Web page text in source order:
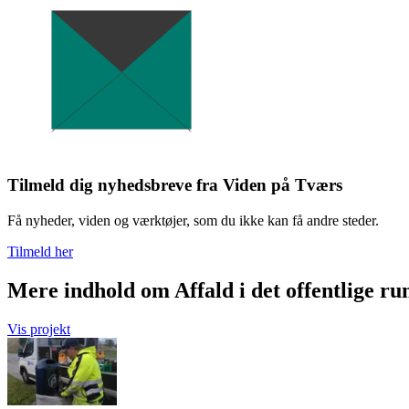
Tilmeld dig nyhedsbreve fra Viden på Tværs
Få nyheder, viden og værktøjer, som du ikke kan få andre steder.
Tilmeld her
Mere indhold om Affald i det offentlige
Vis projekt